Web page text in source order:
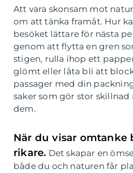
Att vara skonsam mot
om att tänka framåt. Hur
besöket lättare för nästa
genom att flytta en gren
stigen, rulla ihop ett
glömt eller låta bli att
passager med din
saker som gör stor
dem.
När du visar omtanke
rikare. Det skapar en
både du och naturen får